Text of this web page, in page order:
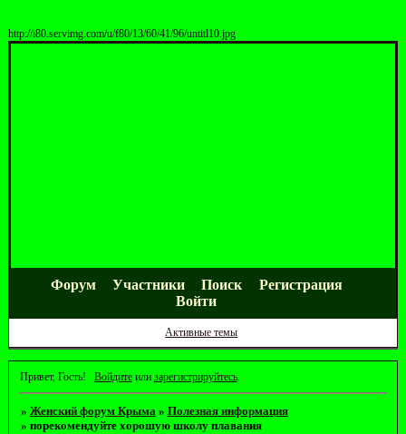
http://i80.servimg.com/u/f80/13/60/41/96/untitl10.jpg
Форум Участники Поиск
Регистрация
Войти
Активные темы
Привет, Гость! Войдитеили зарегистрируйтесь.
» Женский форум Крыма » Полезная информация
» порекомендуйте хорошую школу плавания